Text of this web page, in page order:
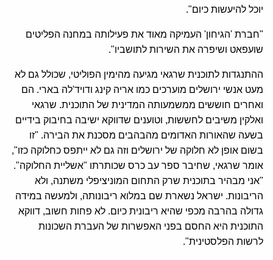
יוכל להיעשות כיום".
"חברת 'הגיחון' העמיקה מאוד את פעילותה במחנה הפליטים
שועפאט ושיפרה את השירות לתושביו".
ההתנגדות לתוכנית שרגאי מגיעה מהימין הפוליטי, שכולל גם לא
מעט אנשי ירושלים מוערכים כמו אריה קינג ודויד'לה בארי. הם
ואחרים חוששים ממשמעותה המדינית של התוכנית. שרגאי
ואלקין משיבים לחששות, וטוענים שדווקא ישיבה בחיבוק בידיים
בשעה שהאורות האדומים מהבהבים מסכנת את הבירה. "זו
בשום אופן לא חלוקה של ירושלים וזה גם לא ייתפס כחלוקה כזו",
אומר שרגאי, שחיבר ספר עב כרס שכותרתו "אשליית החלוקה".
"אני מבהיר בתוכנית שרק התחום המוניציפלי משתנה, ולא
הריבונות. ישראל נשארת שם במלוא ריבונותה, ולמעשה במידה
גדולה בהרבה מכפי שהיא ריבונית כיום. לא פחות חשוב, דווקא
התוכנית היא החסם בפני האפשרות של העברת השכונות
לרשות הפלסטינית".